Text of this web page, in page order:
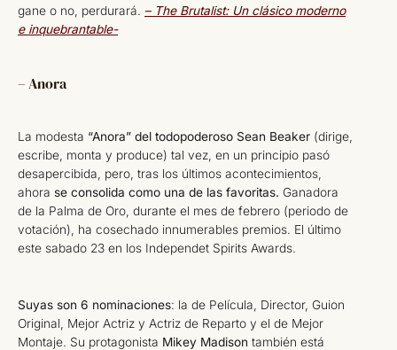
gane o no, perdurará. – The Brutalist: Un clásico moderno
e inquebrantable-
– Anora
La modesta “Anora” del todopoderoso Sean Beaker (dirige,
escribe, monta y produce) tal vez, en un principio pasó
desapercibida, pero, tras los últimos acontecimientos,
ahora se consolida como una de las favoritas. Ganadora
de la Palma de Oro, durante el mes de febrero (periodo de
votación), ha cosechado innumerables premios. El último
este sabado 23 en los Independet Spirits Awards.
Suyas son 6 nominaciones: la de Película, Director, Guion
Original, Mejor Actriz y Actriz de Reparto y el de Mejor
Montaje. Su protagonista Mikey Madison también está